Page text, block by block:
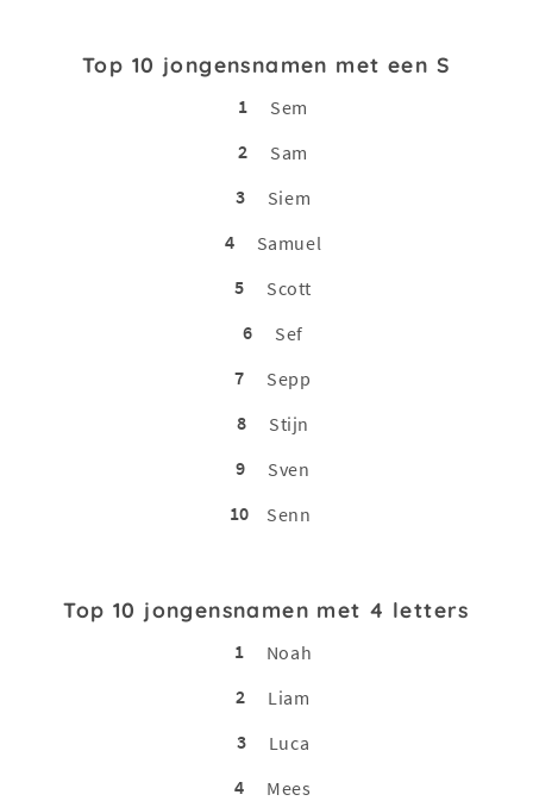
Top 10 jongensnamen met een S
1
Sem
2
Sam
3
Siem
4
Samuel
5
Scott
6
Sef
7
Sepp
8
Stijn
9
Sven
10
Senn
Top 10 jongensnamen met 4 letters
1
Noah
2
Liam
3
Luca
4
Mees